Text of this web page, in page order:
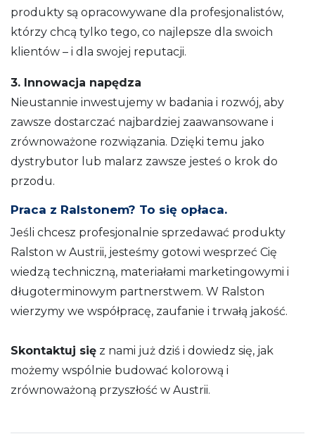
produkty są opracowywane dla profesjonalistów,
którzy chcą tylko tego, co najlepsze dla swoich
klientów – i dla swojej reputacji.
3. Innowacja napędza
Nieustannie inwestujemy w badania i rozwój, aby
zawsze dostarczać najbardziej zaawansowane i
zrównoważone rozwiązania. Dzięki temu jako
dystrybutor lub malarz zawsze jesteś o krok do
przodu.
Praca z Ralstonem? To się opłaca.
Jeśli chcesz profesjonalnie sprzedawać produkty
Ralston w Austrii, jesteśmy gotowi wesprzeć Cię
wiedzą techniczną, materiałami marketingowymi i
długoterminowym partnerstwem. W Ralston
wierzymy we współpracę, zaufanie i trwałą jakość.
Skontaktuj się z nami już dziś i dowiedz się, jak
możemy wspólnie budować kolorową i
zrównoważoną przyszłość w Austrii.